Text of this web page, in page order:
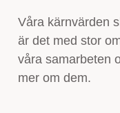
Våra kärnvärden
är det med stor
våra samarbeten
mer om dem.